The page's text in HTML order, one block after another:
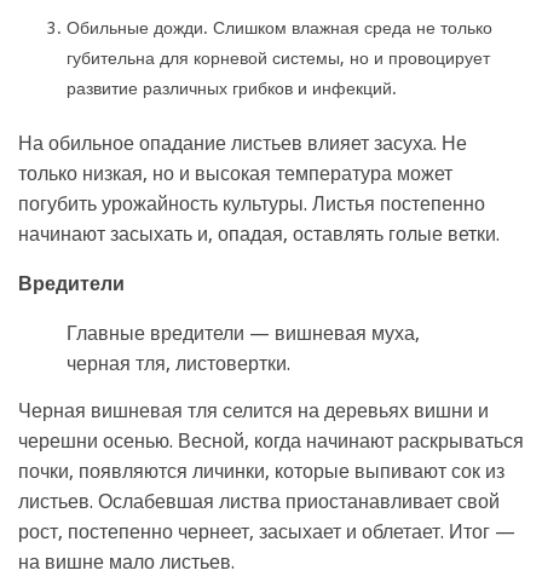
Обильные дожди. Слишком влажная среда не только
губительна для корневой системы, но и провоцирует
развитие различных грибков и инфекций.
На обильное опадание листьев влияет засуха. Не
только низкая, но и высокая температура может
погубить урожайность культуры. Листья постепенно
начинают засыхать и, опадая, оставлять голые ветки.
Вредители
Главные вредители — вишневая муха,
черная тля, листовертки.
Черная вишневая тля селится на деревьях вишни и
черешни осенью. Весной, когда начинают раскрываться
почки, появляются личинки, которые выпивают сок из
листьев. Ослабевшая листва приостанавливает свой
рост, постепенно чернеет, засыхает и облетает. Итог —
на вишне мало листьев.